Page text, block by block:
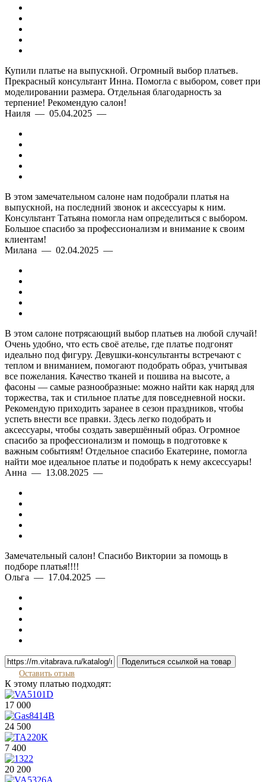
Купили платье на выпускной. Огромный выбор платьев.
Прекрасный консультант Инна. Помогла с выбором, совет при
моделировании размера. Отдельная благодарность за
терпение! Рекомендую салон!
Наиля — 05.04.2025 —
В этом замечательном салоне нам подобрали платья на
выпускной, на последний звонок и аксессуары к ним.
Консультант Татьяна помогла нам определиться с выбором.
Большое спасибо за профессионализм и внимание к своим
клиентам!
Милана — 02.04.2025 —
В этом салоне потрясающий выбор платьев на любой случай!
Очень удобно, что есть своё ателье, где платье подгонят
идеально под фигуру. Девушки-консультанты встречают с
теплом и вниманием, помогают подобрать образ, учитывая
все пожелания. Качество тканей и пошива на высоте, а
фасоны — самые разнообразные: можно найти как наряд для
торжества, так и стильное платье для повседневной носки.
Рекомендую приходить заранее в сезон праздников, чтобы
успеть внести все правки. Здесь легко подобрать и
аксессуары, чтобы создать завершённый образ. Огромное
спасибо за профессионализм и помощь в подготовке к
важным событиям! Отдельное спасибо Екатерине, помогла
найти мое идеальное платье и подобрать к нему аксессуары!
Анна — 13.08.2025 —
Замечательный салон! Спасибо Виктории за помощь в
подборе платья!!!!
Ольга — 17.04.2025 —
Поделиться ссылкой на товар
Оставить отзыв
К этому платью подходят:
17 000
24 500
7 400
20 200